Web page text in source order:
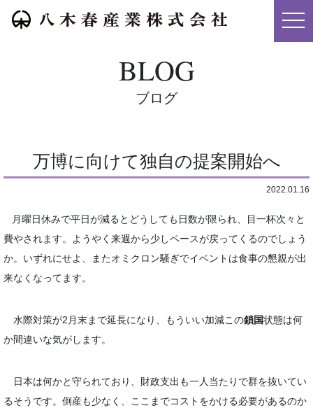
メニ
BLOG
ブログ
万博に向けて独自の提案開始へ
2022.01.16
月曜日休みで平日が減るとどうしても日数が限られ、目一杯次々と
費やされます。ようやく来週から少しペースが戻ってくるのでしょう
か。いずれにせよ、またオミクロン騒ぎでイベントは食事の懇親が出
来なくなってます。
水際対策が2月末まで延長になり、もういい加減この鎖国状態は何
か間違いな気がします。
日本は何かと守られており、財政支出も一人当たりで群を抜いてい
るそうです。倒産も少なく、ここまでコストをかける必要があるのか